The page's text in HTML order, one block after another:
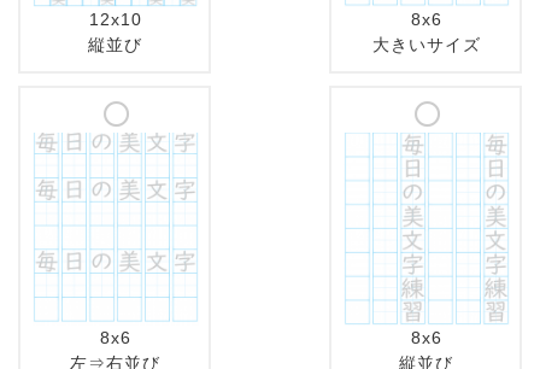
12x10
縦並び
8x6
大きいサイズ
8x6
左⇒右並び
8x6
縦並び